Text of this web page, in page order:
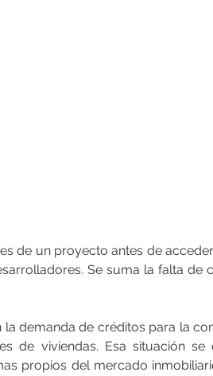
de un proyecto antes de
Se suma la falta de
demanda de créditos para la
de viviendas. Esa situación se
propios del mercado